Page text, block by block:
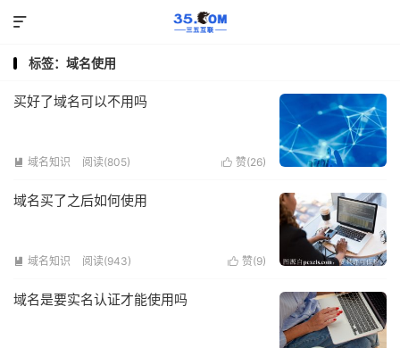

标签：域名使用
买好了域名可以不用吗
 域名知识 阅读(805)  赞(26)
域名买了之后如何使用
 域名知识 阅读(943)  赞(9)
域名是要实名认证才能使用吗